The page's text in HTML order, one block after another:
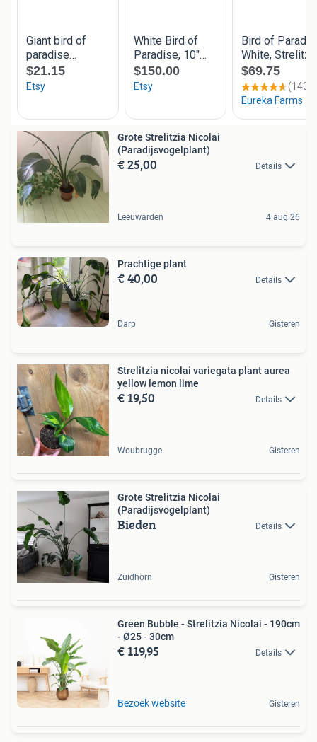
Grote Strelitzia Nicolai
(Paradijsvogelplant)
€ 25,00 Details
Leeuwarden 4 aug 26
Prachtige plant
€ 40,00 Details
Darp Gisteren
Strelitzia nicolai variegata plant aurea
yellow lemon lime
€ 19,50 Details
Woubrugge Gisteren
Grote Strelitzia Nicolai
(Paradijsvogelplant)
Bieden Details
Zuidhorn Gisteren
Green Bubble - Strelitzia Nicolai - 190cm
- Ø25 - 30cm
€ 119,95 Details
Bezoek website Gisteren